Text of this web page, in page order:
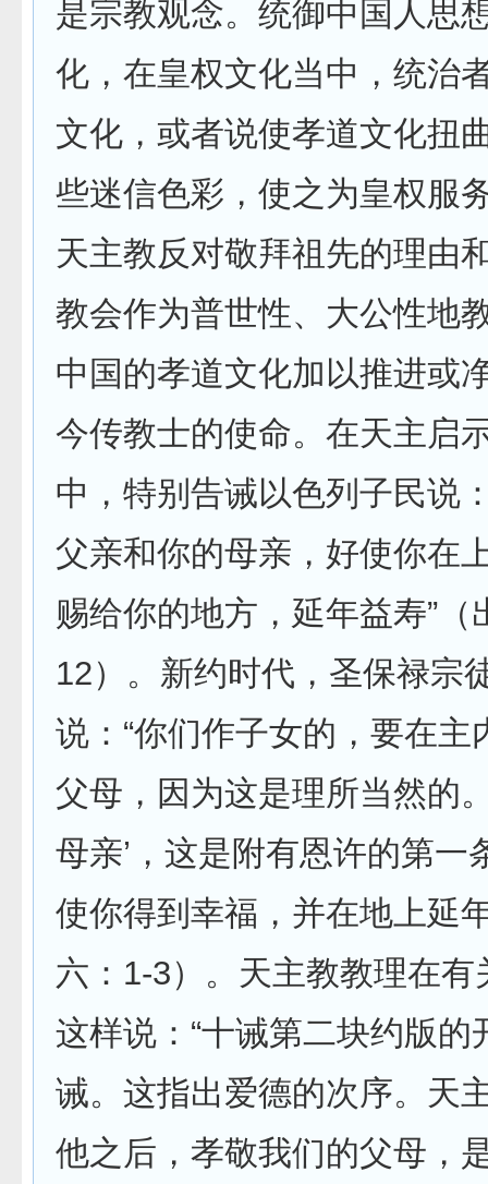
是宗教观念。统御中国人思
化，在皇权文化当中，统治
文化，或者说使孝道文化扭
些迷信色彩，使之为皇权服
天主教反对敬拜祖先的理由
教会作为普世性、大公性地
中国的孝道文化加以推进或
今传教士的使命。在天主启
中，特别告诫以色列子民说
父亲和你的母亲，好使你在
赐给你的地方，延年益寿”（
12）。新约时代，圣保禄宗
说：“你们作子女的，要在主
父母，因为这是理所当然的
母亲’，这是附有恩许的第一
使你得到幸福，并在地上延年
六：1-3）。天主教教理在有
这样说：“十诫第二块约版的
诫。这指出爱德的次序。天
他之后，孝敬我们的父母，